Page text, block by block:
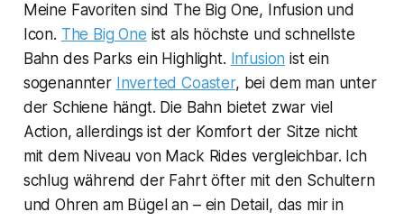
Meine Favoriten sind The Big One, Infusion und
Icon. The Big One ist als höchste und schnellste
Bahn des Parks ein Highlight. Infusion ist ein
sogenannter Inverted Coaster, bei dem man unter
der Schiene hängt. Die Bahn bietet zwar viel
Action, allerdings ist der Komfort der Sitze nicht
mit dem Niveau von Mack Rides vergleichbar. Ich
schlug während der Fahrt öfter mit den Schultern
und Ohren am Bügel an – ein Detail, das mir in